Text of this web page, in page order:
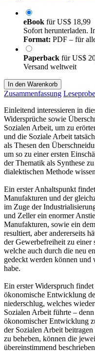
eBook fürUS$ 18,99
Sofort herunterladen.
Format: PDF – für
Paperback fürUS$
Versand weltweit
In den Warenkorb
Zusammenfassung Leseprobe
Einleitend interessieren in
Widersprüche sowie
Sozialen Arbeit, um zu
und die Soziale Arbeit
als Thesen den
um so zu einer ersten
der Thematik als Synthese
dialektischen Methode
Ein erster Anhaltspunkt
Manufakturen und der
im Zuge der
und Zeller ein enormer
Manufakturen, sowie ein
resultiert, aber andererseits
der Gewerbefreiheit zu einer
welche auch durch die neu
gedeckt werden können und
habe.
Ein erster Widerspruch
ökonomische Entwicklung
niederschlug, welches
Sozialen Arbeit führte –
ökonomischer Entwicklung
der Sozialen Arbeit
zu beheben, können die
übereinstimmend